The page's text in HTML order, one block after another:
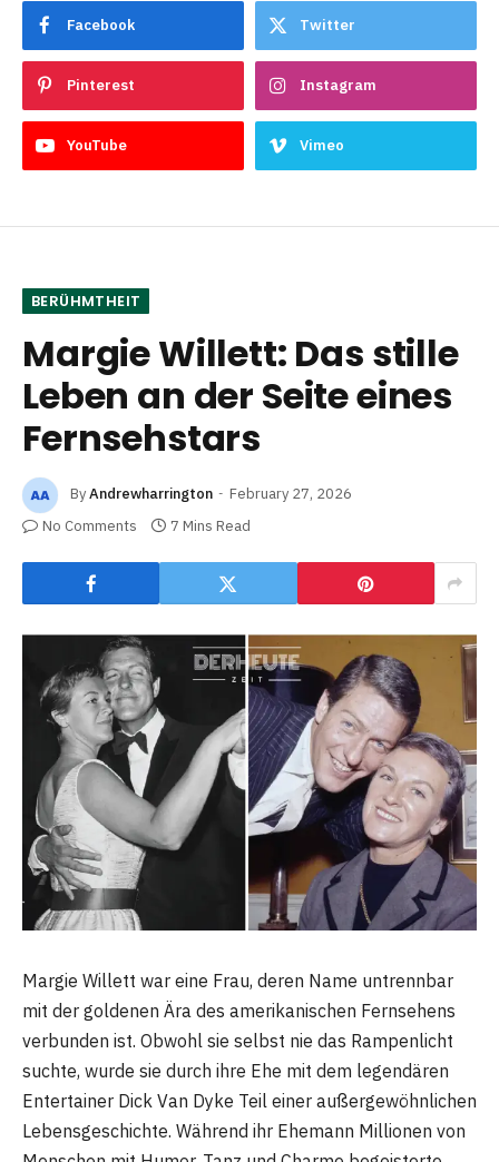
Facebook Twitter
Pinterest Instagram
YouTube Vimeo
BERÜHMTHEIT
Margie Willett: Das stille
Leben an der Seite eines
Fernsehstars
ByAndrewharrington
February 27, 2026
No Comments
7 Mins Read
Margie Willett war eine Frau, deren Name untrennbar
mit der goldenen Ära des amerikanischen Fernsehens
verbunden ist. Obwohl sie selbst nie das Rampenlicht
suchte, wurde sie durch ihre Ehe mit dem legendären
Entertainer Dick Van Dyke Teil einer außergewöhnlichen
Lebensgeschichte. Während ihr Ehemann Millionen von